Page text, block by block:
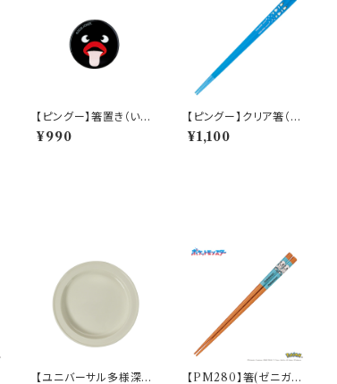
【ピングー】箸置き（いや
いやピングー）【PG20】
PG25-402
¥990
【ピングー】クリア箸（ピ
ングー）【PG20】PG21
-840
¥1,100
【ユニバーサル多様深
【PM280】箸(ゼニガメ)